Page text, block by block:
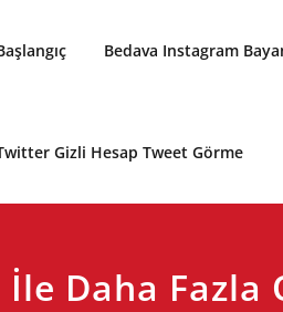
Bedava Instagram
Gizli Hesap Tweet Görme
İle Daha Fazla